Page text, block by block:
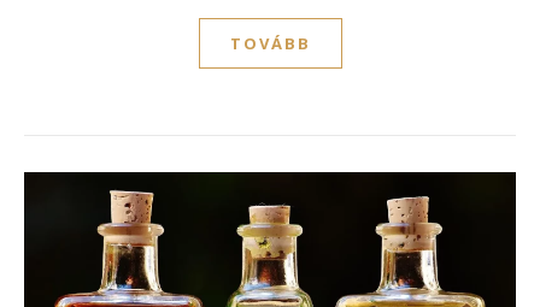
TOVÁBB